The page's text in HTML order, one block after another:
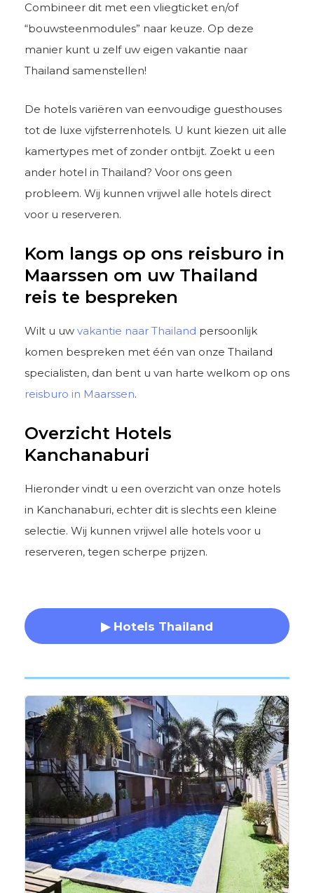
Combineer dit met een vliegticket en/of
“bouwsteenmodules” naar keuze. Op deze
manier kunt u zelf uw eigen vakantie naar
Thailand samenstellen!
De hotels variëren van eenvoudige guesthouses
tot de luxe vijfsterrenhotels. U kunt kiezen uit alle
kamertypes met of zonder ontbijt. Zoekt u een
ander hotel in Thailand? Voor ons geen
probleem. Wij kunnen vrijwel alle hotels direct
voor u reserveren.
Kom langs op ons reisburo in
Maarssen om uw Thailand
reis te bespreken
Wilt u uw vakantie naar Thailand persoonlijk
komen bespreken met één van onze Thailand
specialisten, dan bent u van harte welkom op ons
reisburo in Maarssen.
Overzicht Hotels
Kanchanaburi
Hieronder vindt u een overzicht van onze hotels
in Kanchanaburi, echter dit is slechts een kleine
selectie. Wij kunnen vrijwel alle hotels voor u
reserveren, tegen scherpe prijzen.
▶ Hotels Thailand